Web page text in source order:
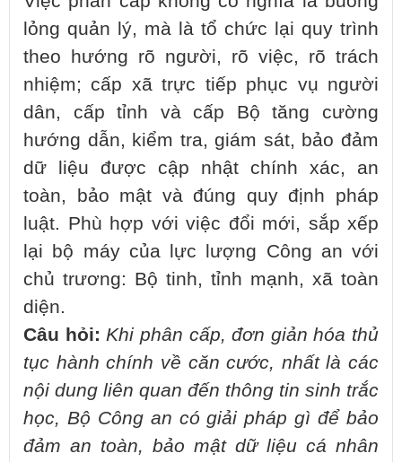
lỏng quản lý, mà là tổ chức lại quy trình
theo hướng rõ người, rõ việc, rõ trách
nhiệm; cấp xã trực tiếp phục vụ người
dân, cấp tỉnh và cấp Bộ tăng cường
hướng dẫn, kiểm tra, giám sát, bảo đảm
dữ liệu được cập nhật chính xác, an
toàn, bảo mật và đúng quy định pháp
luật. Phù hợp với việc đổi mới, sắp xếp
lại bộ máy của lực lượng Công an với
chủ trương: Bộ tinh, tỉnh mạnh, xã toàn
diện.
Câu hỏi: Khi phân cấp, đơn giản hóa thủ
tục hành chính về căn cước, nhất là các
nội dung liên quan đến thông tin sinh trắc
học, Bộ Công an có giải pháp gì để bảo
đảm an toàn, bảo mật dữ liệu cá nhân